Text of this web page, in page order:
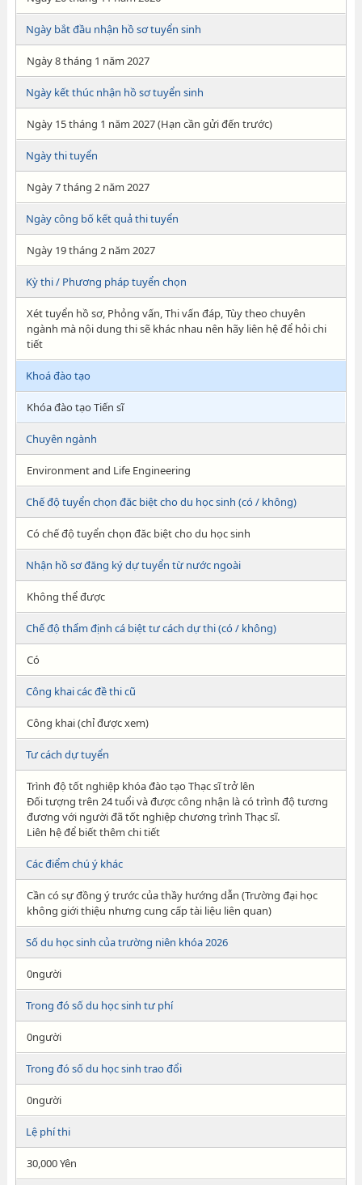
Ngày bắt đầu nhận hồ sơ tuyển sinh
Ngày 8 tháng 1 năm 2027
Ngày kết thúc nhận hồ sơ tuyển sinh
Ngày 15 tháng 1 năm 2027 (Hạn cần gửi đến trước)
Ngày thi tuyển
Ngày 7 tháng 2 năm 2027
Ngày công bố kết quả thi tuyển
Ngày 19 tháng 2 năm 2027
Kỳ thi / Phương pháp tuyển chọn
Xét tuyển hồ sơ, Phỏng vấn, Thi vấn đáp, Tùy theo chuyên
ngành mà nội dung thi sẽ khác nhau nên hãy liên hệ để hỏi chi
tiết
Khoá đào tạo
Khóa đào tạo Tiến sĩ
Chuyên ngành
Environment and Life Engineering
Chế độ tuyển chọn đăc biệt cho du học sinh (có / không)
Có chế độ tuyển chọn đăc biệt cho du học sinh
Nhận hồ sơ đăng ký dự tuyển từ nước ngoài
Không thể được
Chế độ thẩm định cá biệt tư cách dự thi (có / không)
Có
Công khai các đề thi cũ
Công khai (chỉ được xem)
Tư cách dự tuyển
Trình độ tốt nghiệp khóa đào tạo Thạc sĩ trở lên
Đối tượng trên 24 tuổi và được công nhận là có trình độ tương
đương với người đã tốt nghiệp chương trình Thạc sĩ.
Liên hệ để biết thêm chi tiết
Các điểm chú ý khác
Cần có sự đồng ý trước của thầy hướng dẫn (Trường đại học
không giới thiệu nhưng cung cấp tài liệu liên quan)
Số du học sinh của trường niên khóa 2026
0người
Trong đó số du học sinh tư phí
0người
Trong đó số du học sinh trao đổi
0người
Lệ phí thi
30,000 Yên